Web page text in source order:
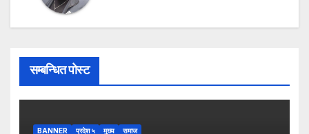
सम्बन्धित पोस्ट
BANNER प्रदेश ५ मुख्य समाज